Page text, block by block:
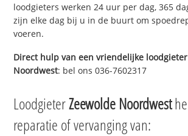
loodgieters werken 24 uur per dag, 365
zijn elke dag bij u in de buurt om
voeren.
Direct hulp van een vriendelijke
Noordwest: bel ons 036-7602317
LoodgieterZeewolde Noordwest
reparatie of vervanging van: